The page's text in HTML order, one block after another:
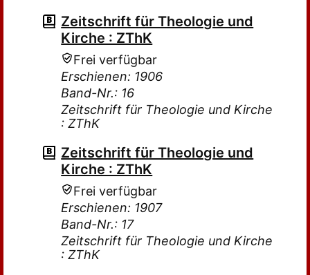
Zeitschrift für Theologie und
Kirche : ZThK
Frei verfügbar
Erschienen: 1906
Band-Nr.: 16
Zeitschrift für Theologie und Kirche
: ZThK
Zeitschrift für Theologie und
Kirche : ZThK
Frei verfügbar
Erschienen: 1907
Band-Nr.: 17
Zeitschrift für Theologie und Kirche
: ZThK